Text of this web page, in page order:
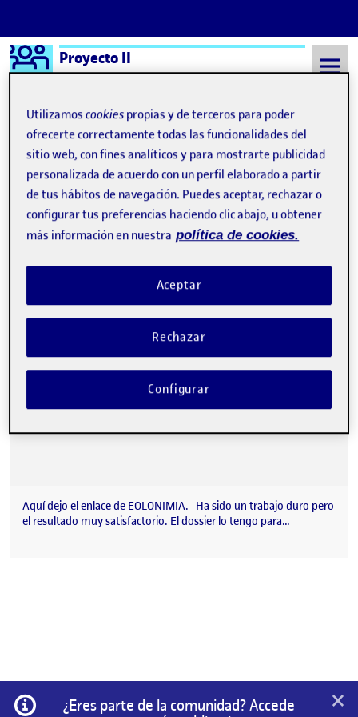
Saltar al contenido
Logo Ágora
Proyecto II
Semestre 20212 - Aula 1 1 Junio, 2022
1 Junio, 2022
PROYECTO II_entrega semanal 4
Publicado por
Alejandro Escribano Ocaña
Fecha de publicación2 octubre, 2023 9:11 pm
comentario
Aquí dejo el enlace de EOLONIMIA. Ha sido un trabajo duro pero
el resultado muy satisfactorio. El dossier lo tengo para…
Información
¿Eres parte de la comunidad? Accede
×
Utilizamoscookies propias y de terceros para poder
ofrecerte correctamente todas las funcionalidades del
sitio web, con fines analíticos y para mostrarte publicidad
personalizada de acuerdo con un perfil elaborado a partir
de tus hábitos de navegación. Puedes aceptar, rechazar o
configurar tus preferencias haciendo clic abajo, u obtener
más información en nuestra política de cookies.
Rechazar
Aceptar
Configurar